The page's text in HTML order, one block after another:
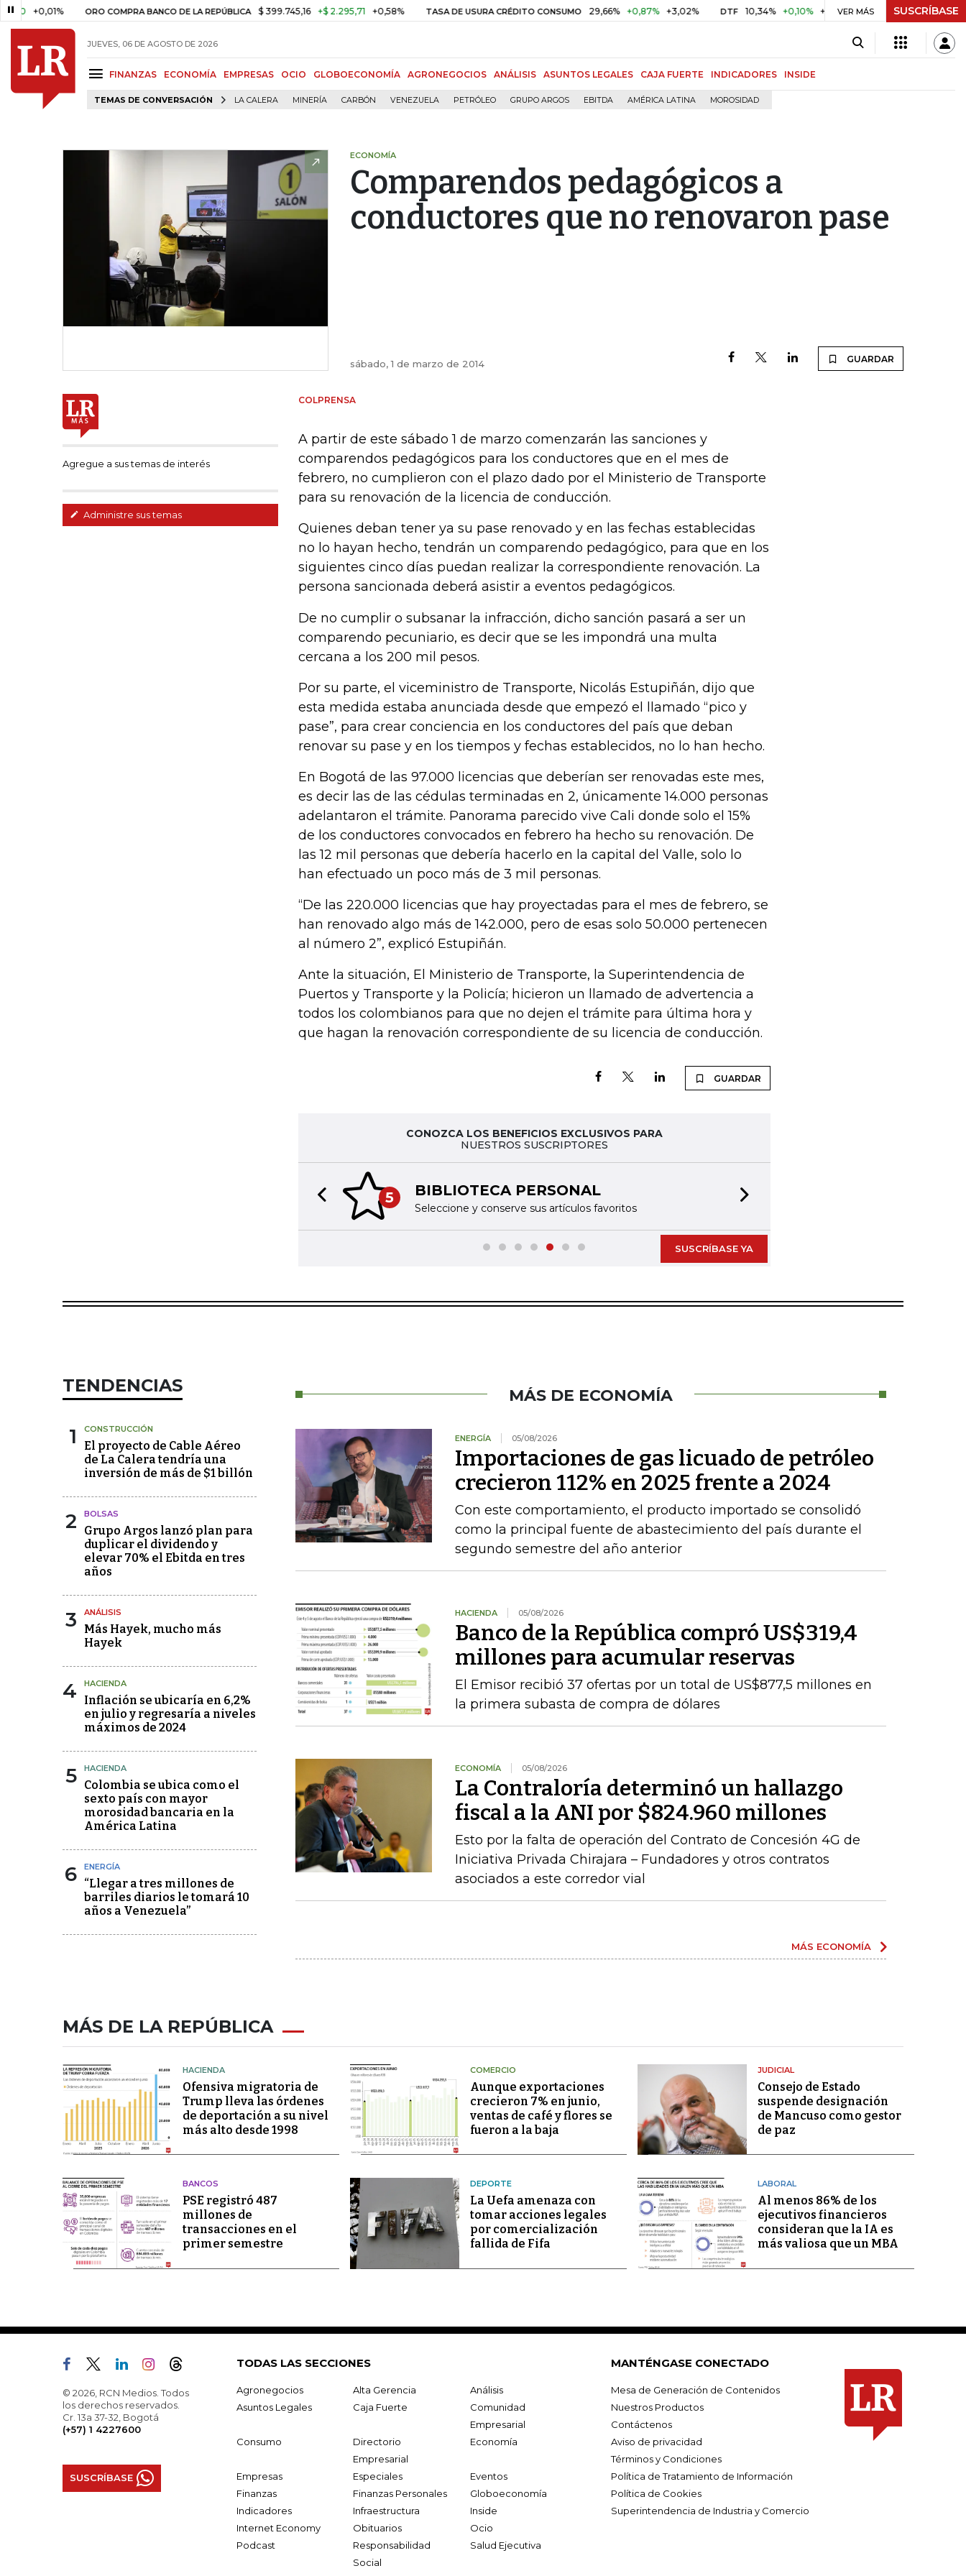
+0,01% ORO COMPRA BANCO DE LA REPÚBLICA $ 399.745,16 +$ 2.295,71 +0,58% TASA DE USURA CRÉDITO CONSUMO 29,66% +0,87% +3,02% DTF 10,34% +0,10% +0,98% UVR $ 416,86 +$ 0,05
VER MÁS SUSCRÍBASE
JUEVES, 06 DE AGOSTO DE 2026
FINANZAS ECONOMÍA EMPRESAS OCIO GLOBOECONOMÍA AGRONEGOCIOS ANÁLISIS ASUNTOS LEGALES CAJA FUERTE INDICADORES INSIDE
TEMAS DE CONVERSACIÓN LA CALERA MINERÍA CARBÓN VENEZUELA PETRÓLEO GRUPO ARGOS EBITDA AMÉRICA LATINA MOROSIDAD
ECONOMÍA
Comparendos pedagógicos a
conductores que no renovaron pase
sábado, 1 de marzo de 2014 GUARDAR
Agregue a sus temas de interés
Administre sus temas
COLPRENSA
A partir de este sábado 1 de marzo comenzarán las sanciones y
comparendos pedagógicos para los conductores que en el mes de
febrero, no cumplieron con el plazo dado por el Ministerio de Transporte
para su renovación de la licencia de conducción.
Quienes deban tener ya su pase renovado y en las fechas establecidas
no lo hayan hecho, tendrán un comparendo pedagógico, para que en los
siguientes cinco días puedan realizar la correspondiente renovación. La
persona sancionada deberá asistir a eventos pedagógicos.
De no cumplir o subsanar la infracción, dicho sanción pasará a ser un
comparendo pecuniario, es decir que se les impondrá una multa
cercana a los 200 mil pesos.
Por su parte, el viceministro de Transporte, Nicolás Estupiñán, dijo que
esta medida estaba anunciada desde que empezó el llamado “pico y
pase”, para crear conciencia en los conductores del país que deban
renovar su pase y en los tiempos y fechas establecidos, no lo han hecho.
En Bogotá de las 97.000 licencias que deberían ser renovadas este mes,
es decir las de las cédulas terminadas en 2, únicamente 14.000 personas
adelantaron el trámite. Panorama parecido vive Cali donde solo el 15%
de los conductores convocados en febrero ha hecho su renovación. De
las 12 mil personas que debería hacerlo en la capital del Valle, solo lo
han efectuado un poco más de 3 mil personas.
“De las 220.000 licencias que hay proyectadas para el mes de febrero, se
han renovado algo más de 142.000, pero de esas solo 50.000 pertenecen
al número 2”, explicó Estupiñán.
Ante la situación, El Ministerio de Transporte, la Superintendencia de
Puertos y Transporte y la Policía; hicieron un llamado de advertencia a
todos los colombianos para que no dejen el trámite para última hora y
que hagan la renovación correspondiente de su licencia de conducción.
GUARDAR
CONOZCA LOS BENEFICIOS EXCLUSIVOS PARA
NUESTROS SUSCRIPTORES
5 BIBLIOTECA PERSONAL
Seleccione y conserve sus artículos favoritos
Previous slide
SUSCRÍBASE YA
TENDENCIAS
1 CONSTRUCCIÓN
El proyecto de Cable Aéreo
de La Calera tendría una
inversión de más de $1 billón
2 BOLSAS
Grupo Argos lanzó plan para
duplicar el dividendo y
elevar 70% el Ebitda en tres
años
3 ANÁLISIS
Más Hayek, mucho más
Hayek
4 HACIENDA
Inflación se ubicaría en 6,2%
en julio y regresaría a niveles
máximos de 2024
5 HACIENDA
Colombia se ubica como el
sexto país con mayor
morosidad bancaria en la
América Latina
6 ENERGÍA
“Llegar a tres millones de
barriles diarios le tomará 10
años a Venezuela”
MÁS DE ECONOMÍA
ENERGÍA 05/08/2026
Importaciones de gas licuado de petróleo
crecieron 112% en 2025 frente a 2024
Con este comportamiento, el producto importado se consolidó
como la principal fuente de abastecimiento del país durante el
segundo semestre del año anterior
HACIENDA 05/08/2026
Banco de la República compró US$319,4
millones para acumular reservas
El Emisor recibió 37 ofertas por un total de US$877,5 millones en
la primera subasta de compra de dólares
ECONOMÍA 05/08/2026
La Contraloría determinó un hallazgo
fiscal a la ANI por $824.960 millones
Esto por la falta de operación del Contrato de Concesión 4G de
Iniciativa Privada Chirajara – Fundadores y otros contratos
asociados a este corredor vial
MÁS ECONOMÍA
MÁS DE LA REPÚBLICA
HACIENDA
Ofensiva migratoria de
Trump lleva las órdenes
de deportación a su nivel
más alto desde 1998
COMERCIO
Aunque exportaciones
crecieron 7% en junio,
ventas de café y flores se
fueron a la baja
JUDICIAL
Consejo de Estado
suspende designación
de Mancuso como gestor
de paz
BANCOS
PSE registró 487
millones de
transacciones en el
primer semestre
DEPORTE
La Uefa amenaza con
tomar acciones legales
por comercialización
fallida de Fifa
LABORAL
Al menos 86% de los
ejecutivos financieros
consideran que la IA es
más valiosa que un MBA
© 2026, RCN Medios. Todos
los derechos reservados.
Cr. 13a 37-32, Bogotá
(+57) 1 4227600
SUSCRÍBASE
TODAS LAS SECCIONES
Agronegocios Alta Gerencia
Análisis
Asuntos Legales
Caja Fuerte
Comunidad
Empresarial
Consumo
Directorio
Empresarial
Economía
Empresas Especiales
Eventos
Finanzas
Finanzas Personales
Globoeconomía
Indicadores
Infraestructura
Inside
Internet Economy
Obituarios
Ocio
Podcast
Responsabilidad
Social
Salud Ejecutiva
MANTÉNGASE CONECTADO
Mesa de Generación de Contenidos
Nuestros Productos
Contáctenos
Aviso de privacidad
Términos y Condiciones
Política de Tratamiento de Información
Política de Cookies
Superintendencia de Industria y Comercio